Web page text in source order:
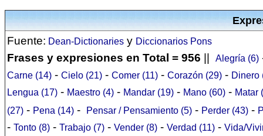
Fuente: Dean-Dictionaries y Diccionarios Pons
Frases y expresiones en Total = 956 Alegría (6)
Carne (14) - Cielo (21) - Comer (11) - Corazón (29) - Dinero
Lengua (17) - Maestro (4) - Mandar (19) - Mano (60) - Matar
(27) - Pena (14) - Pensar / Pensamiento (5) - Perder (43) -
- Tonto (8) - Trabajo (7) - Vender (8) - Verdad (11) - Vida/